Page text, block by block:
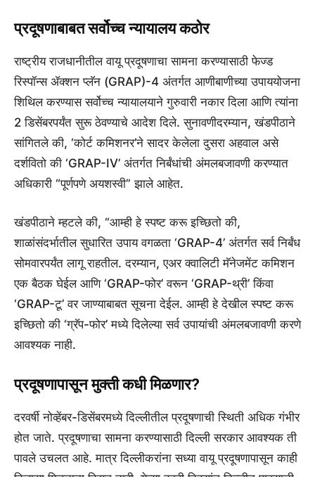
प्रदूषणाबाबत सर्वोच्च न्यायालय कठोर
राष्ट्रीय राजधानीतील वायू प्रदूषणाचा सामना करण्यासाठी फेज्ड
रिस्पॉन्स ॲक्शन प्लॅन (GRAP)-4 अंतर्गत आणीबाणीच्या उपाययोजना
शिथिल करण्यास सर्वोच्च न्यायालयाने गुरुवारी नकार दिला आणि त्यांना
2 डिसेंबरपर्यंत सुरू ठेवण्याचे आदेश दिले. सुनावणीदरम्यान, खंडपीठाने
सांगितले की, ‘कोर्ट कमिशनर’ने सादर केलेला दुसरा अहवाल असे
दर्शवितो की ‘GRAP-IV’ अंतर्गत निर्बंधांची अंमलबजावणी करण्यात
अधिकारी “पूर्णपणे अयशस्वी” झाले आहेत.
खंडपीठाने म्हटले की, “आम्ही हे स्पष्ट करू इच्छितो की,
शाळांसंदर्भातील सुधारित उपाय वगळता ‘GRAP-4’ अंतर्गत सर्व निर्बंध
सोमवारपर्यंत लागू राहतील. दरम्यान, एअर क्वालिटी मॅनेजमेंट कमिशन
एक बैठक घेईल आणि ‘GRAP-फोर’ वरून ‘GRAP-थ्री’ किंवा
‘GRAP-टू’ वर जाण्याबाबत सूचना देईल. आम्ही हे देखील स्पष्ट करू
इच्छितो की ‘ग्रॅप-फोर’ मध्ये दिलेल्या सर्व उपायांची अंमलबजावणी करणे
आवश्यक नाही.
प्रदूषणापासून मुक्ती कधी मिळणार?
दरवर्षी नोव्हेंबर-डिसेंबरमध्ये दिल्लीतील प्रदूषणाची स्थिती अधिक गंभीर
होत जाते. प्रदूषणाचा सामना करण्यासाठी दिल्ली सरकार आवश्यक ती
पावले उचलत आहे. मात्र दिल्लीकरांना सध्या वायू प्रदूषणापासून काही